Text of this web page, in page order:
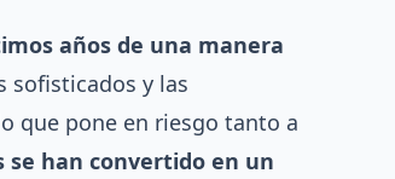
años de una manera
sofisticados y las
que pone en riesgo tanto a
se han convertido en un